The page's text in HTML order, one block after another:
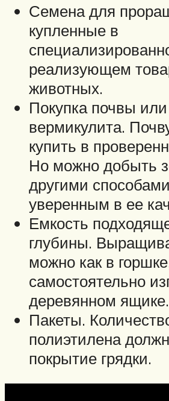
Семена для
купленные в
реализующем
животных.
Покупка почвы или
вермикулита.
купить в
Но можно добыть
другими
уверенным в ее
Емкость
глубины.
можно как в
самостоятельно
деревянном ящике.
Пакеты.
полиэтилена
покрытие грядки.